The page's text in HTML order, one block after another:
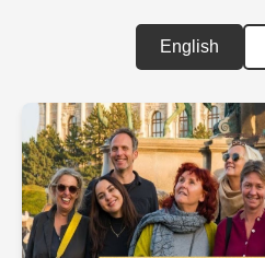
English